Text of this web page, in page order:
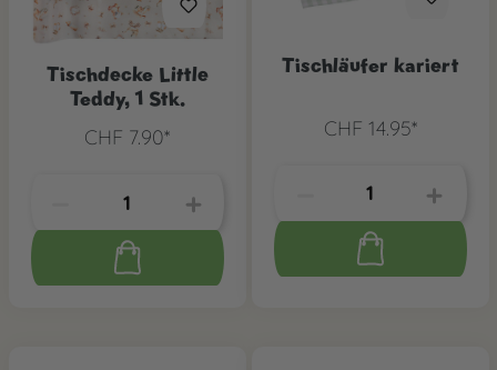
Tischdecke Little
Teddy, 1 Stk.
CHF 7.90*
Tischläufer kariert
CHF 14.95*